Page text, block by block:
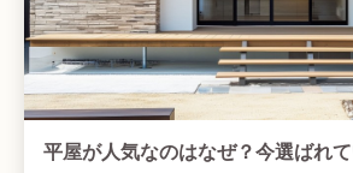
平屋が人気なのはなぜ？今選ばれ